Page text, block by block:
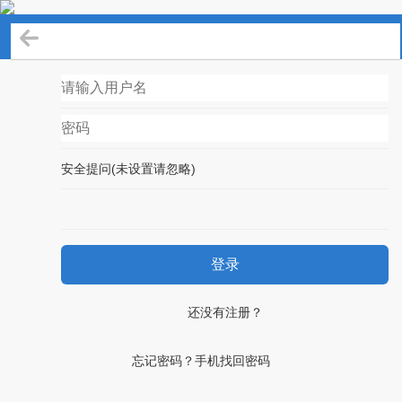
安全提问(未设置请忽略)
登录
还没有注册？
忘记密码？手机找回密码